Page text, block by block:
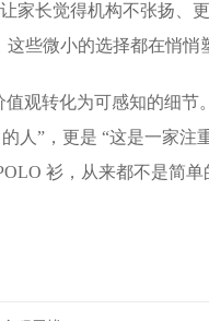
家长觉得机构不张扬、
些微小的选择都在悄悄
观转化为可感知的细
人”，更是 “这是一家注
衫，从来都不是简单